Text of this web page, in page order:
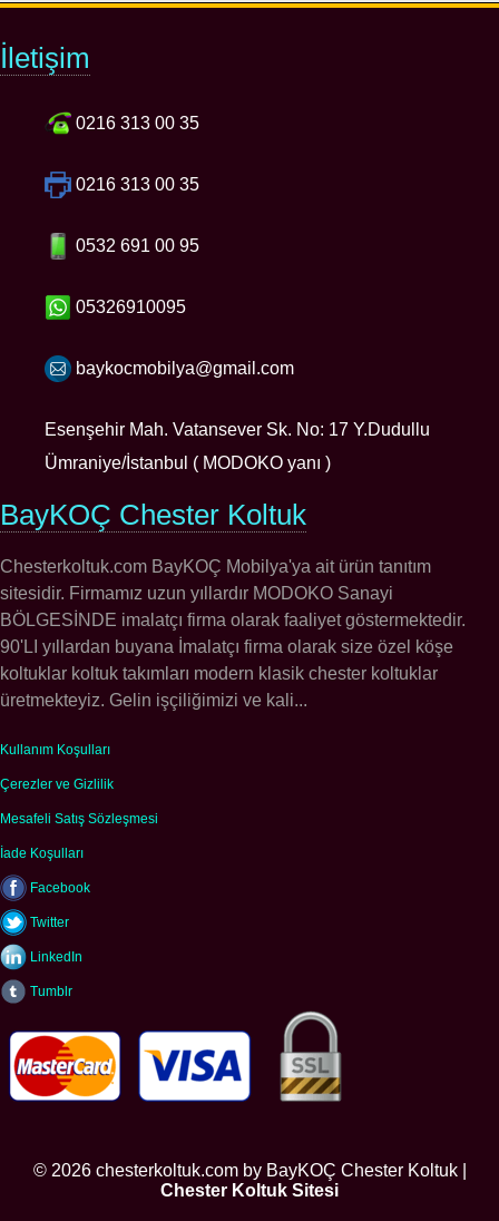
İletişim
0216 313 00 35
0216 313 00 35
0532 691 00 95
05326910095
baykocmobilya@gmail.com
Esenşehir Mah. Vatansever Sk. No: 17 Y.Dudullu
Ümraniye/İstanbul ( MODOKO yanı )
BayKOÇ Chester Koltuk
Chesterkoltuk.com BayKOÇ Mobilya'ya ait ürün tanıtım
sitesidir. Firmamız uzun yıllardır MODOKO Sanayi
BÖLGESİNDE imalatçı firma olarak faaliyet göstermektedir.
90'LI yıllardan buyana İmalatçı firma olarak size özel köşe
koltuklar koltuk takımları modern klasik chester koltuklar
üretmekteyiz. Gelin işçiliğimizi ve kali...
Kullanım Koşulları
Çerezler ve Gizlilik
Mesafeli Satış Sözleşmesi
İade Koşulları
Facebook
Twitter
LinkedIn
Tumblr
© 2026 chesterkoltuk.com by BayKOÇ Chester Koltuk |
Chester Koltuk Sitesi